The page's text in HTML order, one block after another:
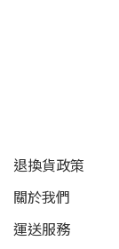
退換貨政策
關於我們
運送服務